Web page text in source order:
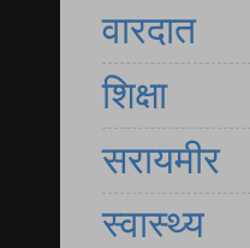
वारदात
शिक्षा
सरायमीर
स्वास्थ्य